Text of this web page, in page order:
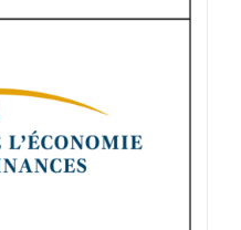
à la source